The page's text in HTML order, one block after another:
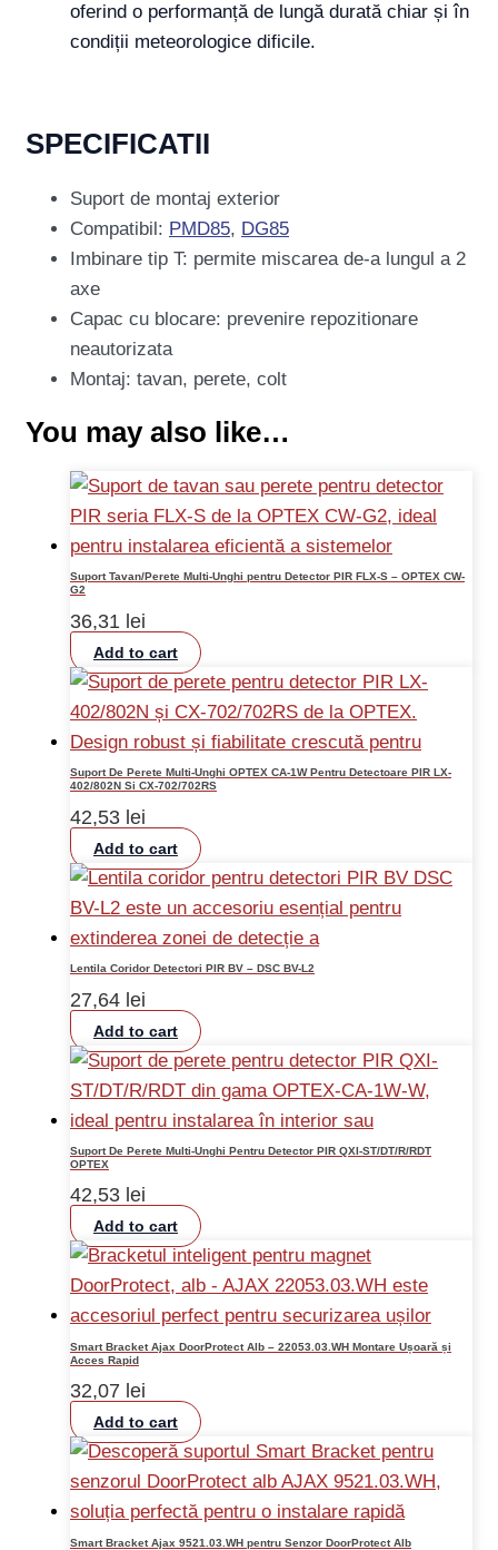
oferind o performanță de lungă durată chiar și în
condiții meteorologice dificile.
SPECIFICATII
Suport de montaj exterior
Compatibil: PMD85, DG85
Imbinare tip T: permite miscarea de-a lungul a 2
axe
Capac cu blocare: prevenire repozitionare
neautorizata
Montaj: tavan, perete, colt
You may also like…
Suport Tavan/Perete Multi-Unghi pentru Detector PIR FLX-S – OPTEX CW-
G2
36,31 lei
Add to cart
Suport De Perete Multi-Unghi OPTEX CA-1W Pentru Detectoare PIR LX-
402/802N Si CX-702/702RS
42,53 lei
Add to cart
Lentila Coridor Detectori PIR BV – DSC BV-L2
27,64 lei
Add to cart
Suport De Perete Multi-Unghi Pentru Detector PIR QXI-ST/DT/R/RDT
OPTEX
42,53 lei
Add to cart
Smart Bracket Ajax DoorProtect Alb – 22053.03.WH Montare Ușoară și
Acces Rapid
32,07 lei
Add to cart
Smart Bracket Ajax 9521.03.WH pentru Senzor DoorProtect Alb